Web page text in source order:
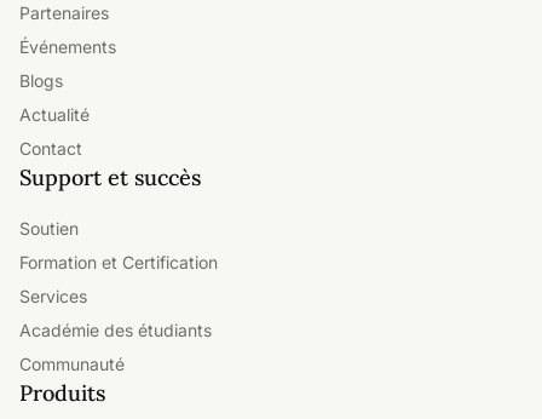
Partenaires
Événements
Blogs
Actualité
Contact
Support et succès
Soutien
Formation et Certification
Services
Académie des étudiants
Communauté
Produits